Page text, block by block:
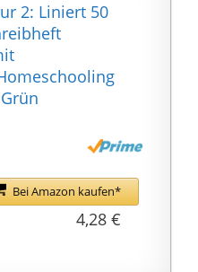
2: Liniert 50
Bei Amazon kaufen*
4,28 €